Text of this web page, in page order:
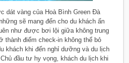
dát vàng của Hoà Bình Green Đà
sẽ mang đến cho du khách ấn
như được bơi lội giữa không trung
thành điểm check-in không thể bỏ
khách khi đến nghỉ dưỡng và du lịch
đầu tư hy vọng, khách du lịch khi